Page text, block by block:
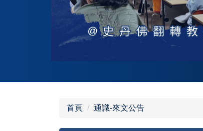
首頁 通識-來文公告